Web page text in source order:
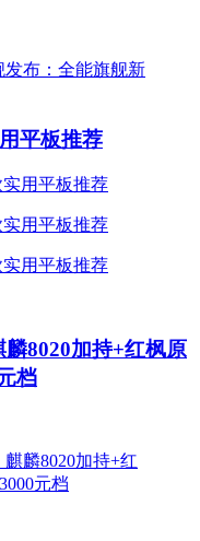
平板推荐
8020加持+红枫原
档